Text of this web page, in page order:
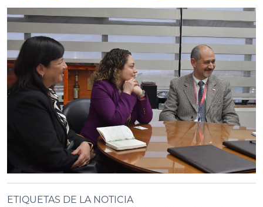
ETIQUETAS DE LA NOTICIA